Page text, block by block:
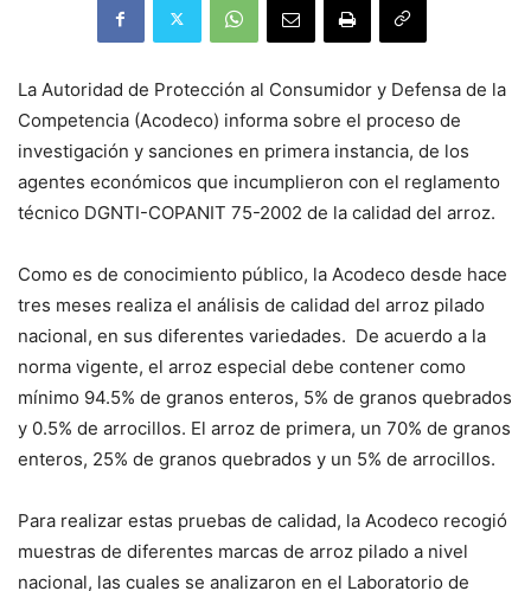
La Autoridad de Protección al Consumidor y Defensa de la
Competencia (Acodeco) informa sobre el proceso de
investigación y sanciones en primera instancia, de los
agentes económicos que incumplieron con el reglamento
técnico DGNTI-COPANIT 75-2002 de la calidad del arroz.
Como es de conocimiento público, la Acodeco desde hace
tres meses realiza el análisis de calidad del arroz pilado
nacional, en sus diferentes variedades. De acuerdo a la
norma vigente, el arroz especial debe contener como
mínimo 94.5% de granos enteros, 5% de granos quebrados
y 0.5% de arrocillos. El arroz de primera, un 70% de granos
enteros, 25% de granos quebrados y un 5% de arrocillos.
Para realizar estas pruebas de calidad, la Acodeco recogió
muestras de diferentes marcas de arroz pilado a nivel
nacional, las cuales se analizaron en el Laboratorio de